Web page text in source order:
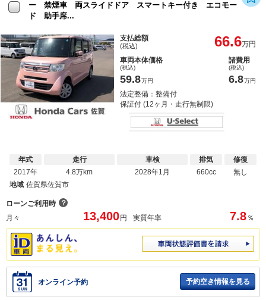
ー 禁煙車 両スライドドア スマートキー付き エコモー
ド 助手席...
支払総額
(税込) 66.6万円
車両本体価格
(税込)
59.8万円
諸費用
(税込)
6.8万円
法定整備：整備付
保証付 (12ヶ月・走行無制限)
年式
2017年
走行
4.8万km
車検
2028年1月
排気
660cc
修復
無し
地域 佐賀県佐賀市
ローンご利用時 ？
月々
13,400円 実質年率 7.8 ％
オンライン予約 予約空き情報を見る